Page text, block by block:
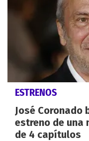
ESTRENOS
José Coronado
estreno de una
de 4 capítulos